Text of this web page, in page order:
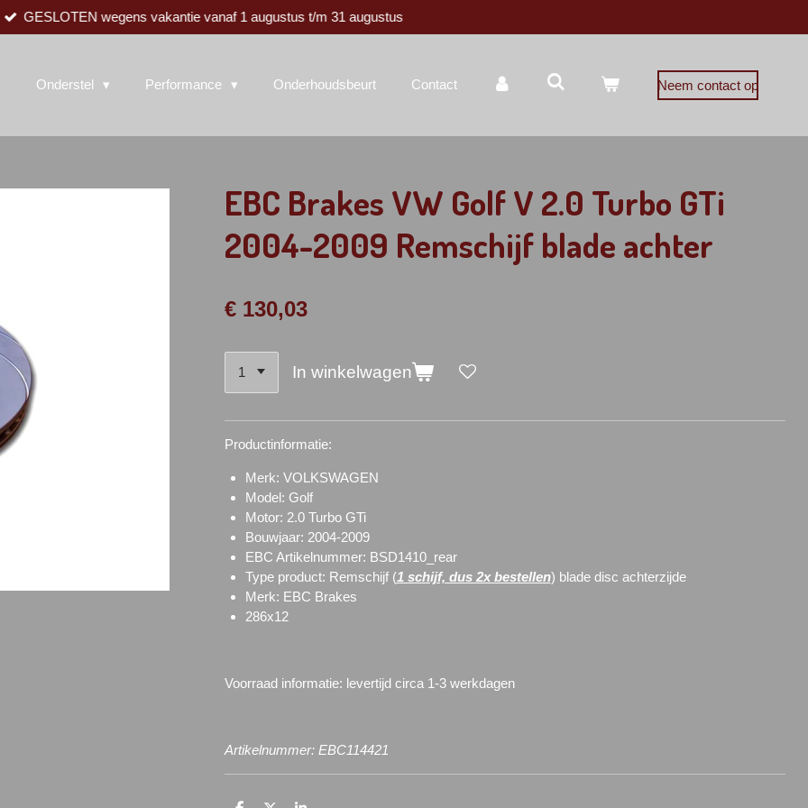
GESLOTEN wegens vakantie vanaf 1 augustus t/m 31 augustus
Onderstel Performance Onderhoudsbeurt Contact Neem contact op
EBC Brakes VW Golf V 2.0 Turbo GTi
2004-2009 Remschijf blade achter
€ 130,03
In winkelwagen
Productinformatie:
Merk: VOLKSWAGEN
Model: Golf
Motor: 2.0 Turbo GTi
Bouwjaar: 2004-2009
EBC Artikelnummer: BSD1410_rear
Type product: Remschijf (1 schijf, dus 2x bestellen) blade disc achterzijde
Merk: EBC Brakes
286x12
Voorraad informatie: levertijd circa 1-3 werkdagen
Artikelnummer: EBC114421